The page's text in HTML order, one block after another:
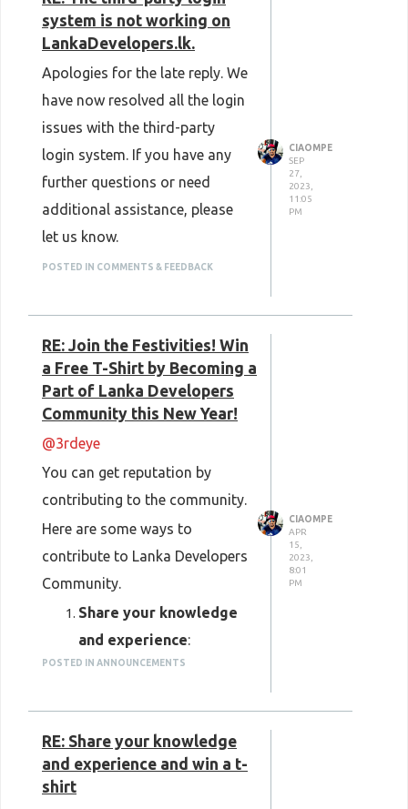
p://img.youtube.com/vi/YOUTU
BE_VIDEO_ID_HERE/0.jpg)](htt
p://www.youtube.com/watch?v=
Community is key to
building a network of
relationships and gaining
insight into the field of IT.
system is not working on
LankaDevelopers.lk.
Apologies for the late reply. We
have now resolved all the login
issues with the third-party
login system. If you have any
further questions or need
additional assistance, please
let us know.
POSTED IN COMMENTS & FEEDBACK
CIAOMPE
SEP
27,
2023,
11:05
PM
RE: Join the Festivities! Win
a Free T-Shirt by Becoming a
Part of Lanka Developers
Community this New Year!
@3rdeye
You can get reputation by
contributing to the community.
Here are some ways to
contribute to Lanka Developers
Community.
Share your knowledge
and experience:
You can help others and
and experience about IT
topics. It's important to
POSTED IN ANNOUNCEMENTS
CIAOMPE
APR
15,
2023,
8:01
PM
RE: Share your knowledge
and experience and win a t-
shirt